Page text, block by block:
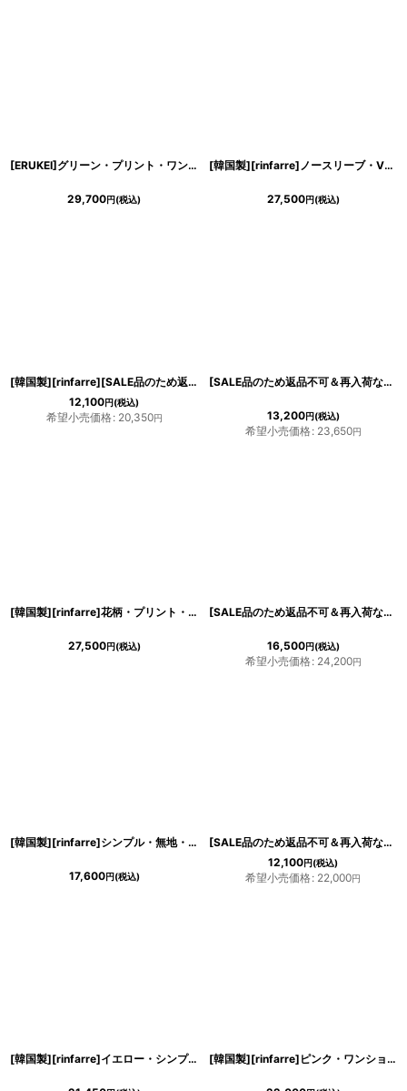
[ERUKEI]グリーン・プリント・ワンショルダー・プリーツ・エレガント・ロングドレス[送料無料]
29,700円(税込)
[韓国製][rinfarre]ノースリーブ・Vカット・花柄・ホワイト×グレー・Aライン・ロングドレス・ワンピース[黒木麗奈着用]《送料＆代引き手数料無料》
27,500円(税込)
[韓国製][rinfarre][SALE品のため返品不可＆再入荷なしの現品限り]デコルテ＆半袖シースルーレース・刺繍・タイト・ハートカット・ミディアムドレス・膝丈・ワンピース[山崎みどり・MIRIN着用][送料無料]mywn
12,100円(税込)
希望小売価格: 20,350円
[SALE品のため返品不可＆再入荷なしの現品限り][韓国製][rinfarre]ノースリーブ・ピンク・花柄刺繍・スクエアネック・ベルト・Aライン・ミディアムドレス・ワンピース[薗田杏奈着用][送料無料]
13,200円(税込)
希望小売価格: 23,650円
[韓国製][rinfarre]花柄・プリント・ノースリーブ・フレア・サテン調・ハートネック・エレガント・Aライン・ロングドレス・ワンピース[薗田杏奈着用][送料無料]
27,500円(税込)
[SALE品のため返品不可＆再入荷なしの現品限り][韓国製][rinfarre]レモン柄・プリント・Vネック・ホルターネック・シフォン・ヘムデザイン・ノースリーブ・ロングドレス・ワンピース[薗田杏奈着用][送料無料]
16,500円(税込)
希望小売価格: 24,200円
[韓国製][rinfarre]シンプル・無地・Aライン・カシュクール・襟付き・五分袖・マキシ・ミディアムドレス・ワンピース[奈月セナ着用][送料無料]
17,600円(税込)
[SALE品のため返品不可＆再入荷なしの現品限り][韓国製][rinfarre]半袖・開襟・ツイード・ライトブルー・タイト・ミディアムドレス・ワンピース[MIRIN着用]
12,100円(税込)
希望小売価格: 22,000円
[韓国製][rinfarre]イエロー・シンプルデザイン・ノースリーブ・クロス・タイト・ミディアム・ひざ下・ワンピース・ドレス[黒木麗奈着用][送料無料] [韓国製][rinfarre]ピンク・ワンショルダー・リボン・ 膝丈・タイト・ミディアムドレス・ワンピース[黒木麗奈着用][送料無料]